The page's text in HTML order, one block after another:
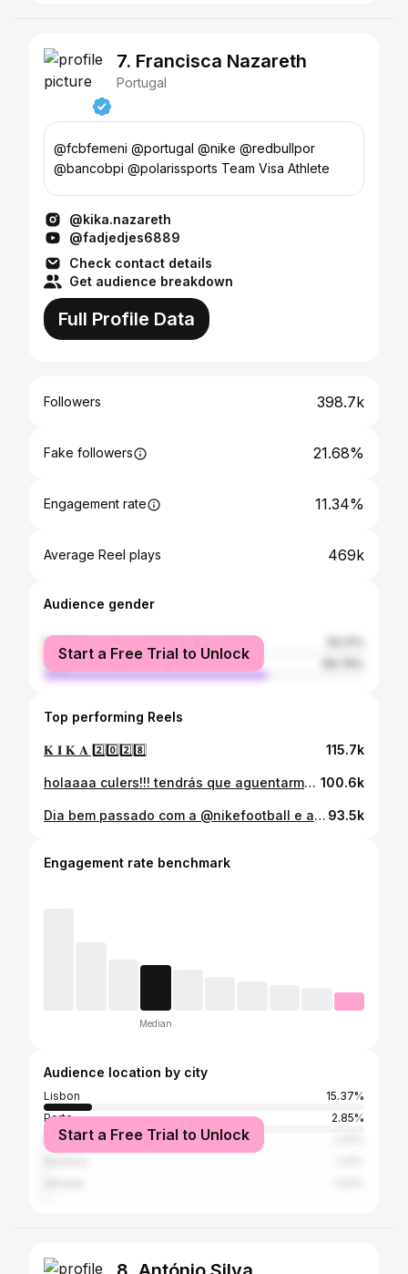
7. Francisca Nazareth
Portugal
@fcbfemeni @portugal @nike @redbullpor
@bancobpi @polarissports Team Visa Athlete
@kika.nazareth
@fadjedjes6889
Check contact details
Get audience breakdown
Full Profile Data
Followers 398.7k
Fake followers 21.68%
Engagement rate 11.34%
Average Reel plays 469k
Audience gender
female
male
Start a Free Trial to Unlock
Top performing Reels
𝐊 𝐈 𝐊 𝐀 2️⃣0️⃣2️⃣8️⃣ 115.7k
holaaaa culers!!! tendrás que aguentarme durante los próximos años ❤️💙 100.6k
Dia bem passado com a @nikefootball e as novas Phantom 🎯 Day well spent with @nikefootball and the new Phantom 🎯 #futbolemotionpt #nike #phantom #joaoneves #kikanazareth 93.5k
Engagement rate benchmark
Median
Audience location by city
Lisbon
15.37%
Porto
2.85%
Braga
Start a Free Trial to Unlock